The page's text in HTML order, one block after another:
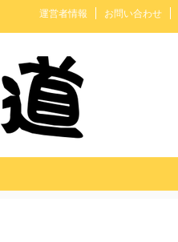
運営者情報 お問い合わせ